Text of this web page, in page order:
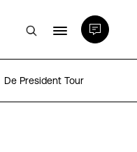
De President Tour